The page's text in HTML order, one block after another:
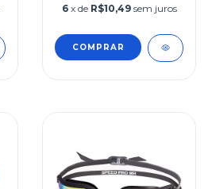
6 x de R$10,49 sem juros
COMPRAR